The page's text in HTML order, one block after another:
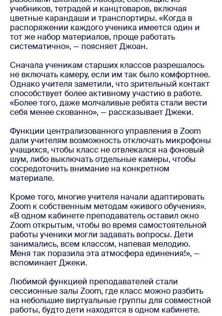
учебников, тетрадей и канцтоваров, включая
цветные карандаши и транспортиры. «Когда в
распоряжении каждого ученика имеется один и
тот же набор материалов, проще работать
систематично», — поясняет Джоан.
Сначала ученикам старших классов разрешалось
не включать камеру, если им так было комфортнее.
Однако учителя заметили, что зрительный контакт
способствует более активному участию в работе.
«Более того, даже молчаливые ребята стали вести
себя менее скованно», — рассказывает Джеки.
Функции централизованного управления в Zoom
дали учителям возможность отключать микрофоны
учащихся, чтобы класс не отвлекался на фоновый
шум, либо выключать отдельные камеры, чтобы
сосредоточить внимание на конкретном
материале.
Кроме того, многие учителя начали адаптировать
Zoom к собственным методам «живого обучения».
«В одном кабинете преподаватель оставил окно
Zoom открытым, чтобы во время самостоятельной
работы ученики могли задавать вопросы. Дети
занимались, всем классом, напевая мелодию.
Меня так поразила эта атмосфера единения!», —
вспоминает Джеки.
Любимой функцией преподавателей стали
сессионные залы Zoom, где класс можно разбить
на небольшие виртуальные группы для совместной
работы, будто дети находятся в одном кабинете.